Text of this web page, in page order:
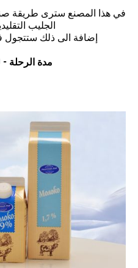
في هذا المصنع سترى طريقة صنع
الجليب
إضافة الى ذلك ستتجول
مدة الرحلة - 10-8 ساعات